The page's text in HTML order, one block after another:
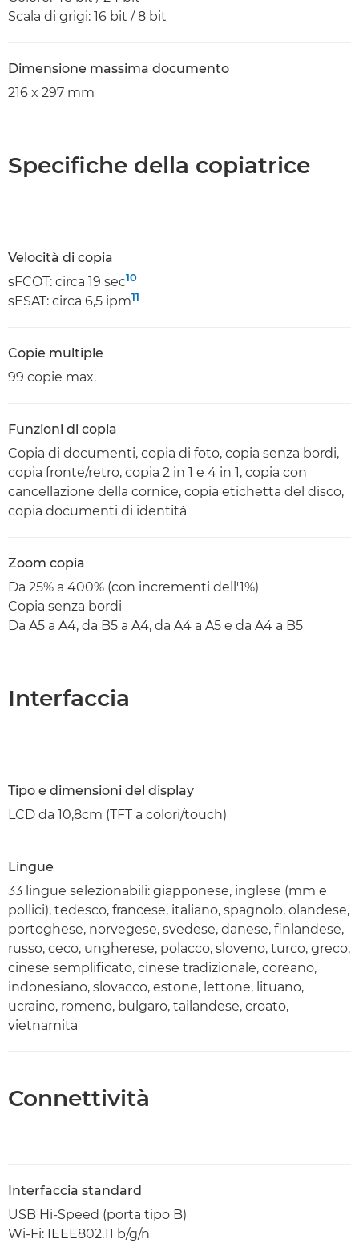
Scala di grigi: 16 bit / 8 bit
Dimensione massima documento
216 x 297 mm
Specifiche della copiatrice
Velocità di copia
sFCOT: circa 19 sec10
sESAT: circa 6,5 ipm11
Copie multiple
99 copie max.
Funzioni di copia
Copia di documenti, copia di foto, copia senza bordi,
copia fronte/retro, copia 2 in 1 e 4 in 1, copia con
cancellazione della cornice, copia etichetta del disco,
copia documenti di identità
Zoom copia
Da 25% a 400% (con incrementi dell'1%)
Copia senza bordi
Da A5 a A4, da B5 a A4, da A4 a A5 e da A4 a B5
Interfaccia
Tipo e dimensioni del display
LCD da 10,8cm (TFT a colori/touch)
Lingue
33 lingue selezionabili: giapponese, inglese (mm e
pollici), tedesco, francese, italiano, spagnolo, olandese,
portoghese, norvegese, svedese, danese, finlandese,
russo, ceco, ungherese, polacco, sloveno, turco, greco,
cinese semplificato, cinese tradizionale, coreano,
indonesiano, slovacco, estone, lettone, lituano,
ucraino, romeno, bulgaro, tailandese, croato,
vietnamita
Connettività
Interfaccia standard
USB Hi-Speed (porta tipo B)
Wi-Fi: IEEE802.11 b/g/n